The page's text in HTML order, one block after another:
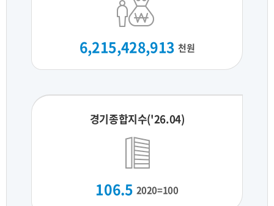
6,215,428,913 천원
경기종합지수('26.04)
106.5 2020=100